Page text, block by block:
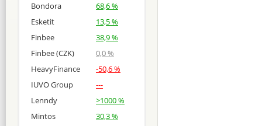
Bondora
68,6 %
Esketit
13,5 %
Finbee
38,9 %
Finbee (CZK)
0,0 %
HeavyFinance
-50,6 %
IUVO Group
---
Lenndy
>1000 %
Mintos
30,3 %